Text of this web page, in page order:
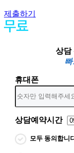
제출하기
상담
휴대폰
상담예약시간
모두 동의합니